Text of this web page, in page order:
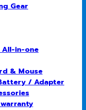
Gear
All-in-one
& Mouse
/ Adapter